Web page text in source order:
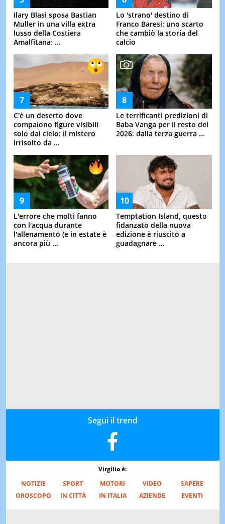
Ilary Blasi sposa Bastian
Muller in una villa extra
lusso della Costiera
Amalfitana: ...
Lo 'strano' destino di
Franco Baresi: uno scarto
che cambiò la storia del
calcio
C'è un deserto dove
compaiono figure visibili
solo dal cielo: il mistero
irrisolto da ...
Le terrificanti predizioni di
Baba Vanga per il resto del
2026: dalla terza guerra ...
L'errore che molti fanno
con l'acqua durante
l'allenamento (e in estate è
ancora più ...
Temptation Island, questo
fidanzato della nuova
edizione è riuscito a
guadagnare ...
Segui il trend
Virgilio è:
NOTIZIE
SPORT MOTORI VIDEO
SAPERE
OROSCOPO
IN CITTÀ IN ITALIA AZIENDE EVENTI